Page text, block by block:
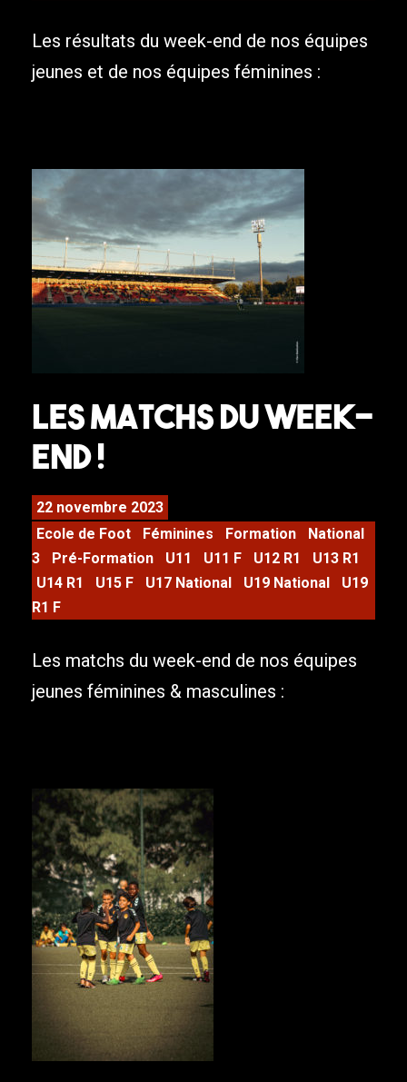
Les résultats du week-end de nos équipes
jeunes et de nos équipes féminines :
LES MATCHS DU WEEK-
END !
22 novembre 2023
Ecole de Foot
Féminines Formation
National
3
Pré-Formation U11 U11 F U12 R1
U13 R1
U14 R1
U15 F U17 National U19 National
U19
R1 F
Les matchs du week-end de nos équipes
jeunes féminines & masculines :